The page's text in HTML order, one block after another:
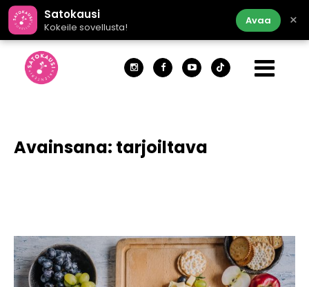
Satokausi
Kokeile sovellusta!
Avaa ×
Avainsana: tarjoiltava